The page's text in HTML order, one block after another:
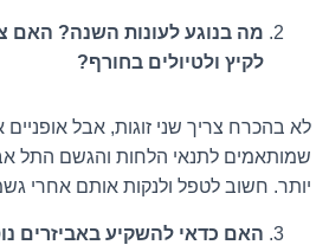
מה בנוגע לעונות השנה? האם
לקיץ ולטיולים בחורף?
לא בהכרח צריך שני זוגות, אבל אופניים
שמותאמים לתנאי הלחות והגשם התל
יותר. חשוב לטפל ולנקות אותם אחרי
האם כדאי להשקיע באביזרים